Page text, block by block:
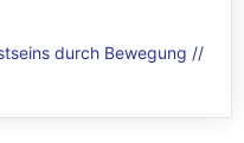
durch Bewegung //